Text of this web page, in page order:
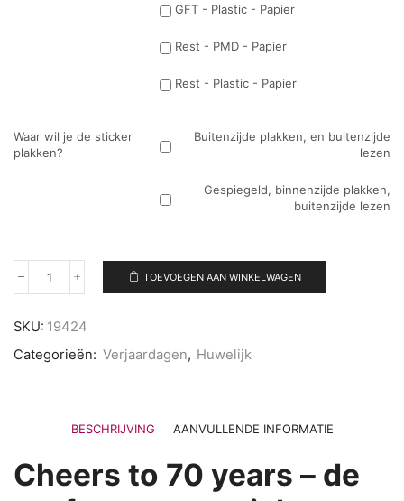
GFT - Plastic - Papier
Rest - PMD - Papier
Rest - Plastic - Papier
Waar wil je de sticker
plakken?
Buitenzijde plakken, en buitenzijde
lezen
Gespiegeld, binnenzijde plakken,
buitenzijde lezen
Raamsticker
jubileum
Cheers
to
TOEVOEGEN AAN WINKELWAGEN
SKU: 19424
Categorieën: Verjaardagen, Huwelijk
BESCHRIJVING AANVULLENDE INFORMATIE
Cheers to 70 years – de